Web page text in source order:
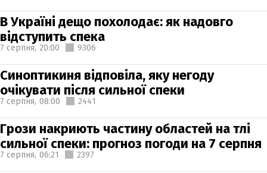
В Україні дещо похолодає: як надовго
відступить спека
7 серпня, 20:00 9306
Синоптикиня відповіла, яку негоду
очікувати після сильної спеки
7 серпня, 08:00 2441
Грози накриють частину областей на тлі
сильної спеки: прогноз погоди на 7 серпня
7 серпня, 06:21 2397